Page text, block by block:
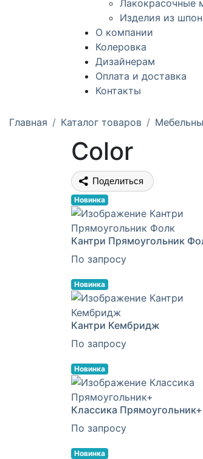
Лакокрасочные
Изделия из
О компании
Колеровка
Дизайнерам
Оплата и доставка
Контакты
Главная Каталог товаров
Color
Поделиться
Новинка
Кантри Прямоугольник
По запросу
Новинка
Кантри Кембридж
По запросу
Новинка
Классика Прямоугольник+
По запросу
Новинка